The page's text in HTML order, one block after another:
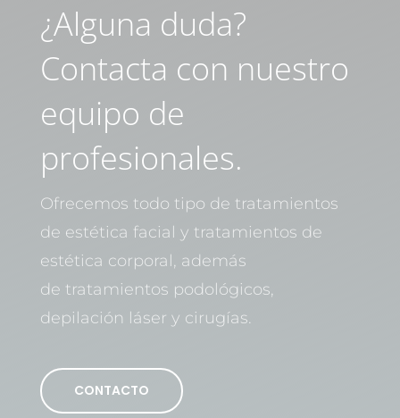
¿Alguna duda?
Contacta con nuestro
equipo de
profesionales.
Ofrecemos todo tipo de tratamientos
de estética facial y tratamientos de
estética corporal, además
de tratamientos podológicos,
depilación láser y cirugías.
CONTACTO